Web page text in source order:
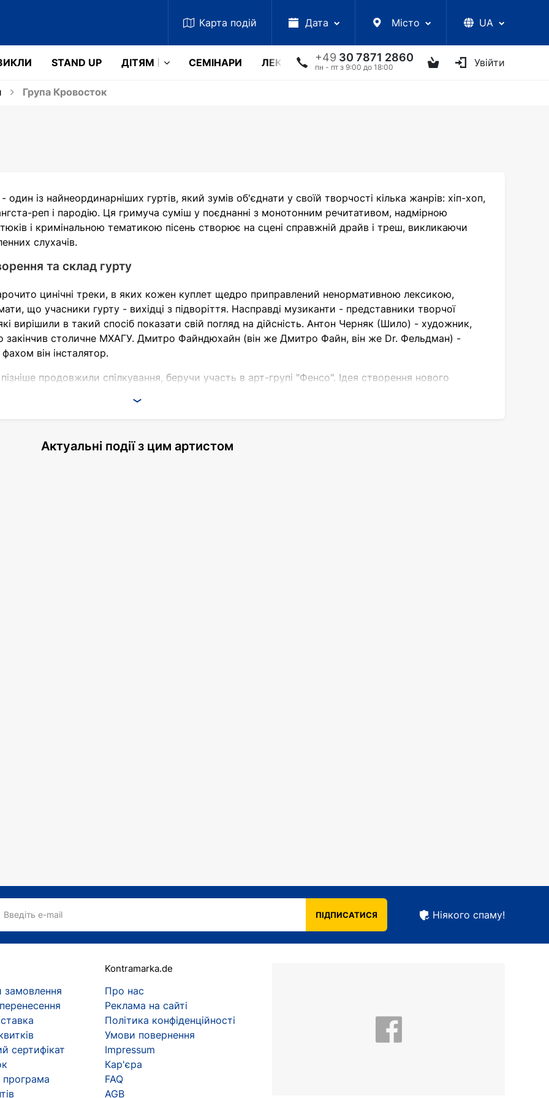
Карта подій Дата Місто UA
+49 30 7871 2860
пн - пт з 9:00 до 18:00 Увійти
STAND UP ДІТЯМ СЕМІНАРИ ЛЕКЦІЇ УКРАЇНСЬКІ АРТИСТИ ІНШЕ ТВОРЧІ
Група Кровосток
один із найнеординарніших гуртів, який зумів об'єднати у своїй творчості кілька жанрів: хіп-хоп,
реп і пародію. Ця гримуча суміш у поєднанні з монотонним речитативом, надмірною
і кримінальною тематикою пісень створює на сцені справжній драйв і треш, викликаючи
слухачів.
та склад гурту
цинічні треки, в яких кожен куплет щедро приправлений ненормативною лексикою,
що учасники гурту - вихідці з підворіття. Насправді музиканти - представники творчої
які вирішили в такий спосіб показати свій погляд на дійсність. Антон Черняк (Шило) - художник,
закінчив столичне МХАГУ. Дмитро Файндюхайн (він же Дмитро Файн, він же Dr. Фельдман) -
він інсталятор.
продовжили спілкування, беручи участь в арт-групі "Фенсо". Ідея створення нового
і вокалістом проекту став Шило. Саме його сухий тембр і монотонна розповідь на
"Кровосток". Роль продюсера колективу, а згодом і автора лірики взяв на себе Фельдман.
зайнявся Сергій.
- Костянтин Рудчик (Фантомас 2000). Він став бітмейкером колективу, замінивши Сергія,
2000 є беззмінним бек-вокалістом гурту.
був випущений 2004 року. До нього увійшли найкращі треки "Кровостока", раніше
"Втрачаю голову", "Лобстер-піца". Дебют виявився більш ніж успішним, про виконавців
слухачі. І не дивно. Музика "Кровостока" кардинально відрізнялася від тієї, яку створювали
рими і панчі, шокуюча тематика, відсторонений стиль виконання, позбавлений емоційного
враження.
музикантів виявилася слабшою за попередню. Хтось вважав її навіть відвертим провалом. Але
інтерес до творчості "Кровостоку", випустивши третій альбом під назвою "Гантеля".
поповнилася ще 4 повноформатниками і численними синглами, які посіли гідне місце у
не тільки схвалення, а й повне неприйняття. Один із найгучніших скандалів навколо
"Реки крови", розміщений на музсервісах, було заблоковано. Своє рішення цензура ніяк не
торсом.
відеокліпу. Ролики створюють самі фанати, використовуючи за основу кадри з фільмів або
сцені або у відеороликах, а й у психологічному трилері "Жесть". Репери зіграли в ньому ролі
Актуальні події з цим артистом
Введіть e-mail ПІДПИСАТИСЯ Ніякого спаму!
сертифікат
програма
Kontramarka.de
Про нас
Реклама на сайті
Політика конфіденційності
Умови повернення
Impressum
Кар'єра
FAQ
AGB